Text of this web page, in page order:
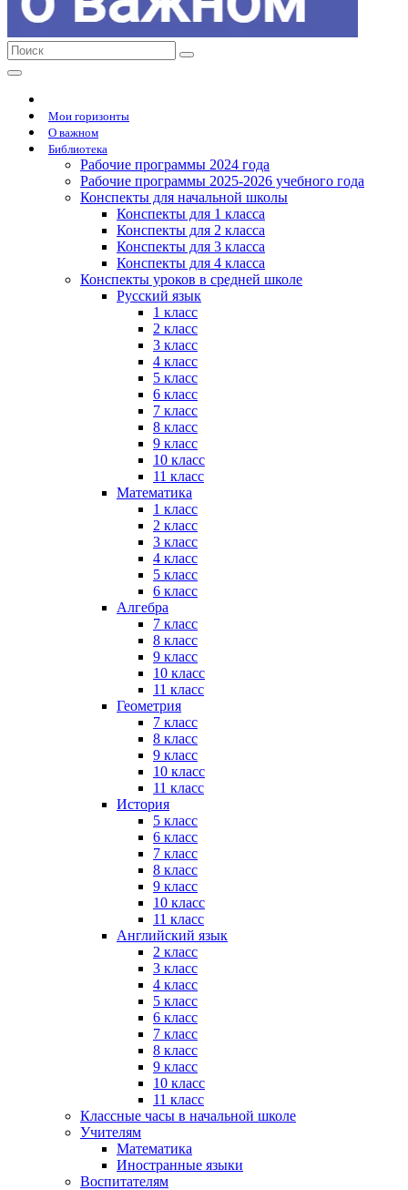
Мои горизонты
О важном
Библиотека
Рабочие программы 2024 года
Рабочие программы 2025-2026 учебного года
Конспекты для начальной школы
Конспекты для 1 класса
Конспекты для 2 класса
Конспекты для 3 класса
Конспекты для 4 класса
Конспекты уроков в средней школе
Русский язык
1 класс
2 класс
3 класс
4 класс
5 класс
6 класс
7 класс
8 класс
9 класс
10 класс
11 класс
Математика
1 класс
2 класс
3 класс
4 класс
5 класс
6 класс
Алгебра
7 класс
8 класс
9 класс
10 класс
11 класс
Геометрия
7 класс
8 класс
9 класс
10 класс
11 класс
История
5 класс
6 класс
7 класс
8 класс
9 класс
10 класс
11 класс
Английский язык
2 класс
3 класс
4 класс
5 класс
6 класс
7 класс
8 класс
9 класс
10 класс
11 класс
Классные часы в начальной школе
Учителям
Математика
Иностранные языки
Воспитателям